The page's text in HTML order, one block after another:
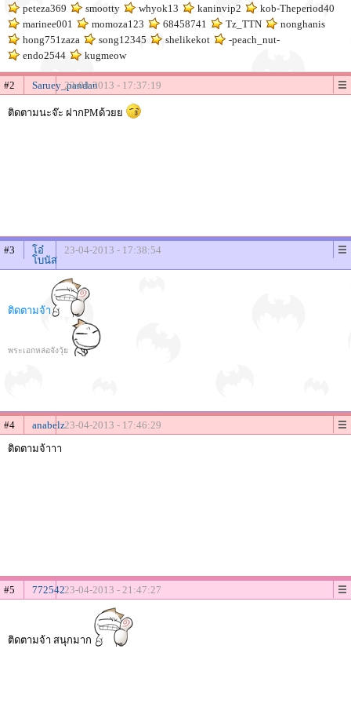
peteza369
smootty whyok13 kaninvip2
kob-Theperiod40
marinee001
momoza123 68458741 Tz_TTN
nonghanis
hong751zaza
song12345 shelikekot
-peach_nut-
endo2544
kugmeow
#2 Saruey_pandan23-04-2013 - 17:37:19
ติดตามนะจ๊ะ ฝากPMด้วยย
#3
โอ๋
โบนัส
23-04-2013 - 17:38:54
ติดตามจ้า
พระเอกหล่อจังวุ้ย
#4 anabelz23-04-2013 - 17:46:29
ติดตามจ้าาา
#5 77254223-04-2013 - 21:47:27
ติดตามจ้า สนุกมาก